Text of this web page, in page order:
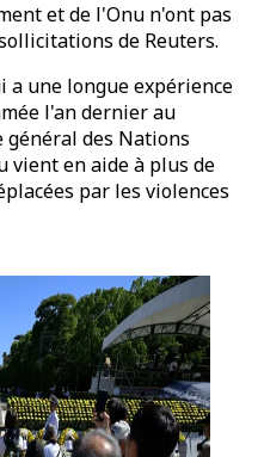
et de l'Onu n'ont pas
de Reuters.
une longue expérience
l'an dernier au
général des Nations
vient en aide à plus de
par les violences